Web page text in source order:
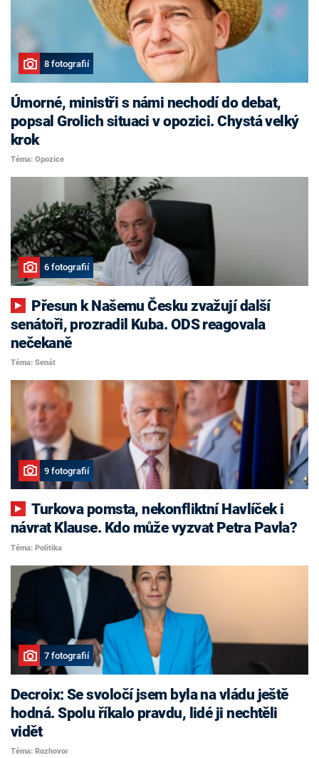
8 fotografií
Úmorné, ministři s námi nechodí do debat,
popsal Grolich situaci v opozici. Chystá velký
krok
Téma: Opozice
6 fotografií
senátoři, prozradil Kuba. ODS reagovala
nečekaně
Téma: Senát
9 fotografií
Turkova pomsta, nekonfliktní Havlíček i
návrat Klause. Kdo může vyzvat Petra Pavla?
Téma: Politika
7 fotografií
Decroix: Se svoločí jsem byla na vládu ještě
hodná. Spolu říkalo pravdu, lidé ji nechtěli
vidět
Téma: Rozhovor